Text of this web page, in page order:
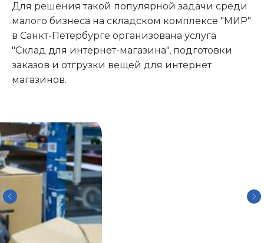
Для решения такой популярной задачи среди
малого бизнеса на складском комплексе "МИР"
в Санкт-Петербурге организована услуга
"Склад для интернет-магазина", подготовки
заказов и отгрузки вещей для интернет
магазинов.